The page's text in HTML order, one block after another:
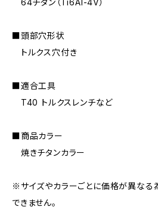
64チタン（Ti6AI-4V）
■頭部穴形状
トルクス穴付き
■適合工具
T40 トルクスレンチなど
■商品カラー
焼きチタンカラー
※サイズやカラーごとに価格が異なる
できません。